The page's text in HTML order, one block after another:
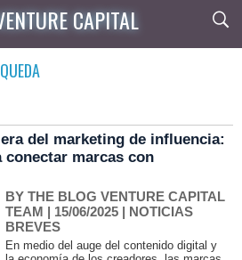
CAPITAL
del marketing de influencia:
marcas con
BY THE BLOG VENTURE CAPITAL
TEAM | 15/06/2025 | NOTICIAS
BREVES
En medio del auge del contenido digital y